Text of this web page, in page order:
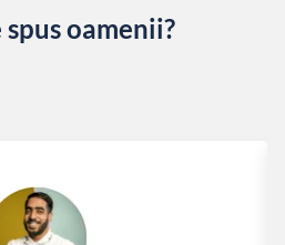
spus oamenii?